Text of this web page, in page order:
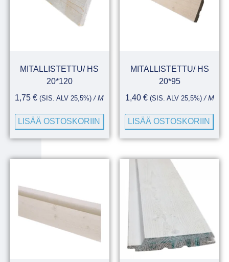
MITALLISTETTU/ HS
20*120
1,75€ (SIS. ALV 25,5%) / M
LISÄÄ OSTOSKORIIN
MITALLISTETTU/ HS
20*95
1,40 € (SIS. ALV 25,5%)/ M
LISÄÄ OSTOSKORIIN